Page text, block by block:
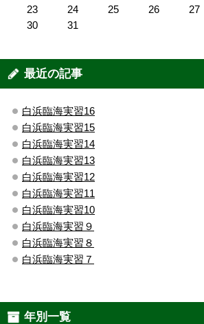
23
24 25 26 27
30
31
最近の記事
白浜臨海実習16
白浜臨海実習15
白浜臨海実習14
白浜臨海実習13
白浜臨海実習12
白浜臨海実習11
白浜臨海実習10
白浜臨海実習９
白浜臨海実習８
白浜臨海実習７
年別一覧